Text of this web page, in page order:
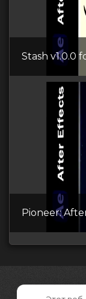
Stash v1.0.0
Pioneer: